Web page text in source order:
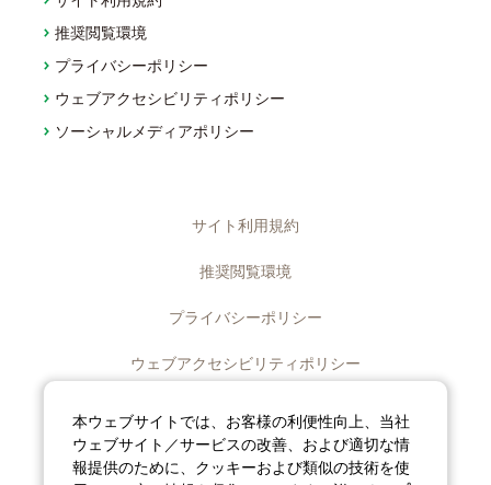
推奨閲覧環境
プライバシーポリシー
ウェブアクセシビリティポリシー
ソーシャルメディアポリシー
サイト利用規約
推奨閲覧環境
プライバシーポリシー
ウェブアクセシビリティポリシー
ディスクロージャーポリシー
ソーシャルメディアポリシー
本ウェブサイトでは、お客様の利便性向上、当社
ウェブサイト／サービスの改善、および適切な情
報提供のために、クッキーおよび類似の技術を使